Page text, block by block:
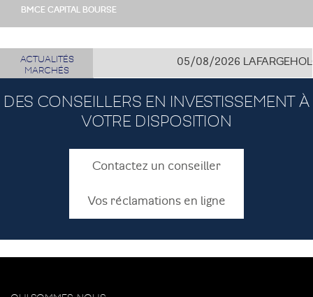
BMCE CAPITAL BOURSE
ACTUALITÉS
MARCHÉS
05/08/2026
DES CONSEILLERS EN INVESTISSEMENT À
VOTRE DISPOSITION
Contactez un conseiller
Vos réclamations en ligne